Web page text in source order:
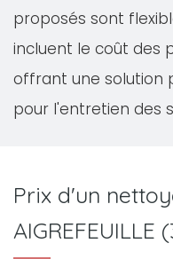
proposés sont
incluent le coût des
offrant une solution
pour l'entretien des
Prix d'un
AIGREFEUILLE